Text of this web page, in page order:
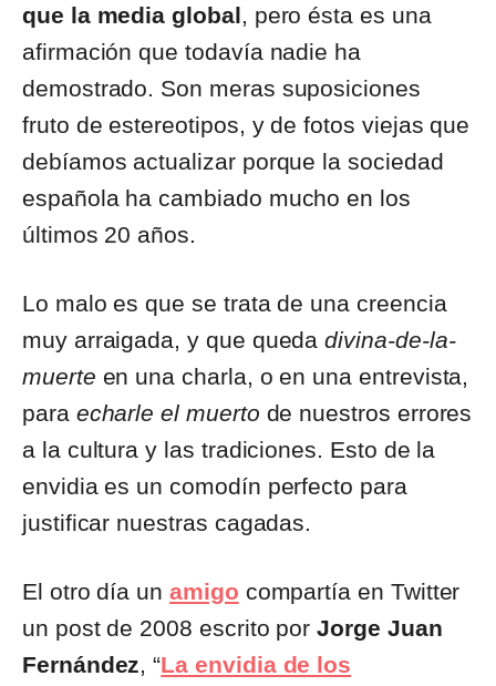
que la media global, pero ésta es una
afirmación que todavía nadie ha
demostrado. Son meras suposiciones
fruto de estereotipos, y de fotos viejas que
debíamos actualizar porque la sociedad
española ha cambiado mucho en los
últimos 20 años.
Lo malo es que se trata de una creencia
muy arraigada, y que quedadivina-de-la-
muerte en una charla, o en una entrevista,
para echarle el muerto de nuestros errores
a la cultura y las tradiciones. Esto de la
envidia es un comodín perfecto para
justificar nuestras cagadas.
El otro día unamigo compartía en Twitter
un post de 2008 escrito porJorge Juan
Fernández, “La envidia de los